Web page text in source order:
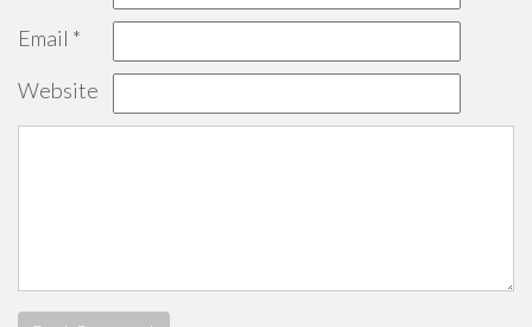
Email *
Website